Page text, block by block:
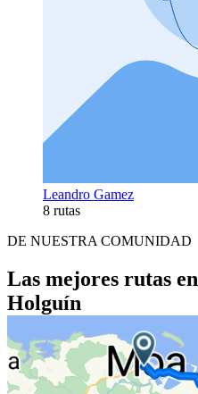
Leandro Gamez
8 rutas
DE NUESTRA COMUNIDAD
Las mejores rutas
Holguín